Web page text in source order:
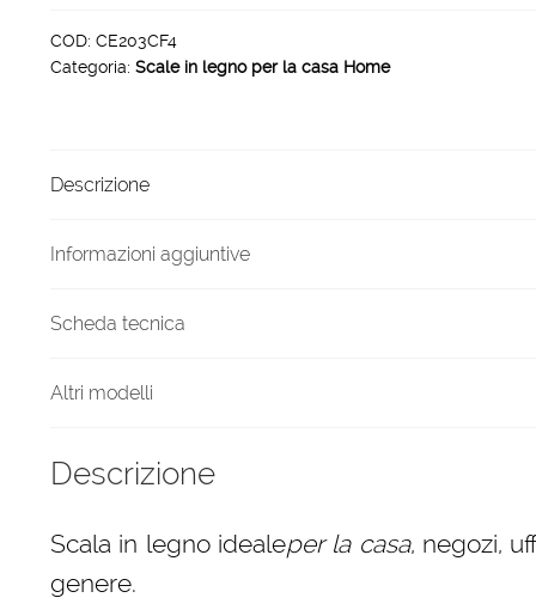
casa
HOME
gradini
F4
COD: CE203CF4
Categoria: Scale in legno per la casa Home
Descrizione
Informazioni aggiuntive
Scheda tecnica
Altri modelli
Descrizione
Scala in legno idealeper la casa, negozi,
genere.